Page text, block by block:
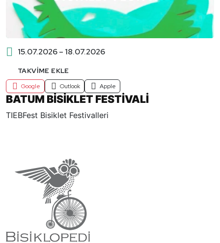
15.07.2026 – 18.07.2026
TAKVIME EKLE
Google Outlook Apple
BATUM BİSİKLET FESTİVALİ
TIEBFest Bisiklet Festivalleri